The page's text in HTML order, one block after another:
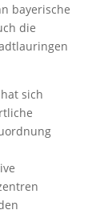
bayerische
die
sich